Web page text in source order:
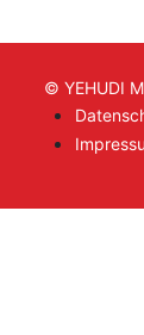
© YEHUDI